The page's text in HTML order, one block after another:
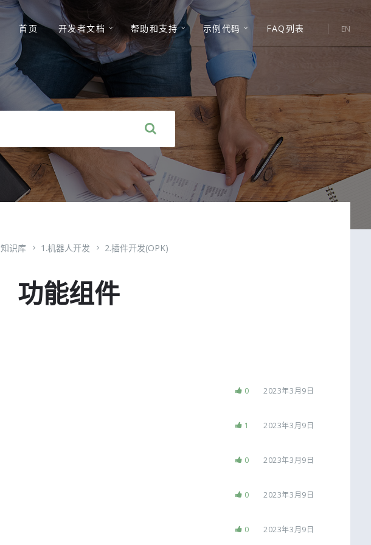
首页 开发者文档 帮助和支持 示例代码 FAQ列表
选
语
EN
知识库 1.机器人开发 2.插件开发(OPK)
功能组件
0 2023年3月9日
1 2023年3月9日
0 2023年3月9日
0 2023年3月9日
0 2023年3月9日